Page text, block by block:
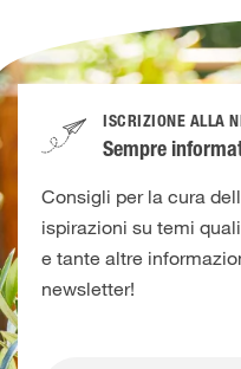
ISCRIZIONE ALLA
Sempre
Consigli per la cura
ispirazioni su temi
e tante altre
newsletter!